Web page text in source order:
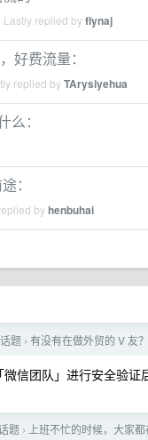
Lastly replied byflynaj
好费流量：
replied byTArysiyehua
：
：
byhenbuhai
题 › 有没有在做外贸的 V 友
信团队」进行安全验证
题 › 上班不忙的时候，大家